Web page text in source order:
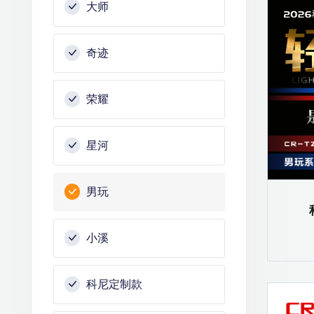
大师
奇迹
荣耀
星河
男玩
小溪
科尼定制款